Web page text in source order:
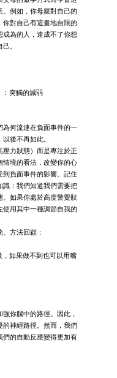
例如，你母親對自己的
對自己有這畫地自限的
為的人，達成不了你想
。
：突觸的減弱
為何流連在負面事件的一
後不再如此。
力狀態）而是專注於正
情境的看法，改變你的心
到負面事件的影響。記住
識：我們知道我們需要把
。如果你處於高度警覺狀
用其中一種調節自我的
方法回顧：
如果做不到也可以用嘴
你腦中的路徑。因此，
的神經路徑。然而，我們
們的自動反應變得更加有